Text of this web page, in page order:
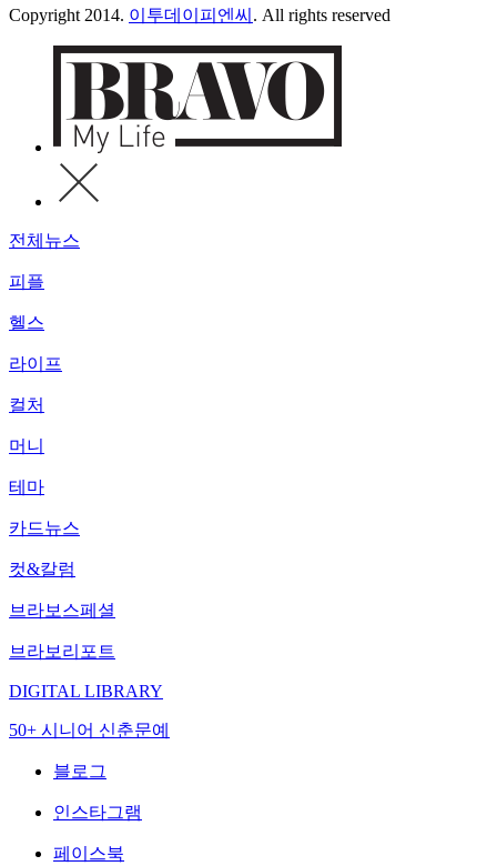
Copyright 2014. 이투데이피엔씨 . All rights reserved
전체뉴스
피플
헬스
라이프
컬처
머니
테마
카드뉴스
컷&칼럼
브라보스페셜
브라보리포트
DIGITAL LIBRARY
50+ 시니어 신춘문예
블로그
인스타그램
페이스북